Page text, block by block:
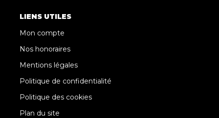
LIENS UTILES
Mon compte
Nos honoraires
Mentions légales
Politique de confidentialité
Politique des cookies
Plan du site